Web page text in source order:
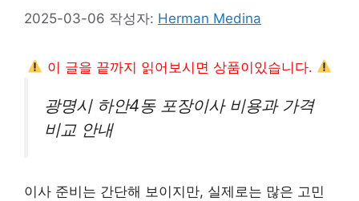
2025-03-06 작성자: Herman Medina
이 글을 끝까지 읽어보시면 상품이있습니다.
광명시 하안4동 포장이사 비용과 가격
비교 안내
이사 준비는 간단해 보이지만, 실제로는 많은 고민